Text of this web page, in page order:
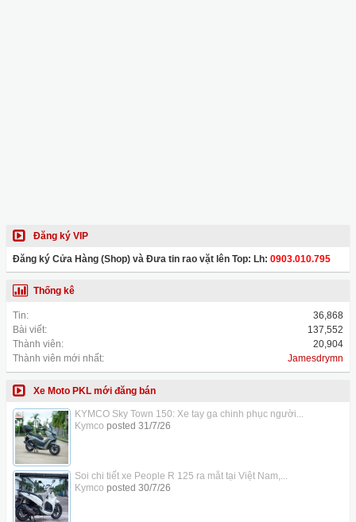
Đăng ký VIP
Đăng ký Cửa Hàng (Shop) và Đưa tin rao vặt lên Top: Lh: 0903.010.795
Thống kê
Tin:
36,868
Bài viết:
137,552
Thành viên:
20,904
Thành viên mới nhất:
Jamesdrymn
Xe Moto PKL mới đăng bán
KYMCO Sky Town 150: Xe tay ga chinh phục người...
Kymco posted 31/7/26
Soi chi tiết xe People R 125 ra mắt tại Việt Nam,...
Kymco posted 30/7/26